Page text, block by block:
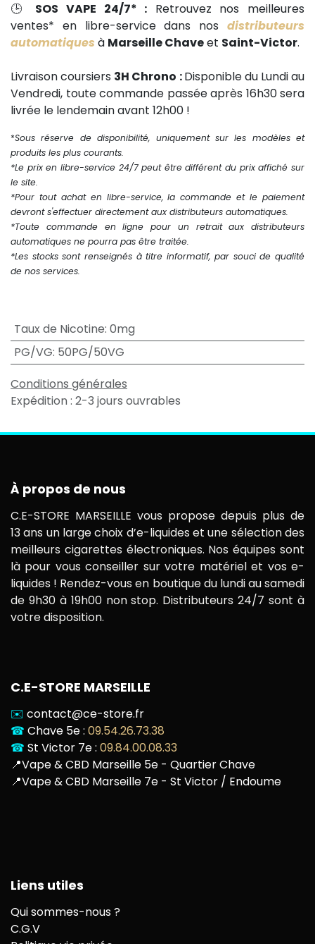
🕒 SOS VAPE 24/7* : Retrouvez nos meilleures
ventes* en libre-service dans nos distributeurs
automatiques à Marseille Chaveet Saint-Victor.
Livraison coursiers 3H Chrono :Disponible du Lundi au
Vendredi, toute commande passée après 16h30 sera
livrée le lendemain avant 12h00 !
*Sous réserve de disponibilité, uniquement sur les modèles et
produits les plus courants.
*Le prix en libre-service 24/7 peut être différent du prix affiché sur
le site.
*Pour tout achat en libre-service, la commande et le paiement
devront s'effectuer directement aux distributeurs automatiques.
*Toute commande en ligne pour un retrait aux distributeurs
automatiques ne pourra pas être traitée.
*Les stocks sont renseignés à titre informatif, par souci de qualité
de nos services.
Taux de Nicotine: 0mg
PG/VG: 50PG/50VG
Conditions générales
Expédition : 2-3 jours ouvrables
À propos de nous
C.E-STORE MARSEILLE vous propose depuis plus de
13 ans un large choix d’e-liquides et une sélection des
meilleurs cigarettes électroniques. Nos équipes sont
là pour vous conseiller sur votre matériel et vos e-
liquides ! Rendez-vous en boutique du lundi au samedi
de 9h30 à 19h00 non stop. Distributeurs 24/7 sont à
votre disposition.
C.E-STORE MARSEILLE
✉️ contact@ce-store.fr
☎ Chave 5e : 09.54.26.73.38
☎ St Victor 7e : 09.84.00.08.33
📍Vape & CBD Marseille 5e - Quartier Chave
📍Vape & CBD Marseille 7e - St Victor / Endoume
Liens utiles
Qui sommes-nous ?
C.G.V